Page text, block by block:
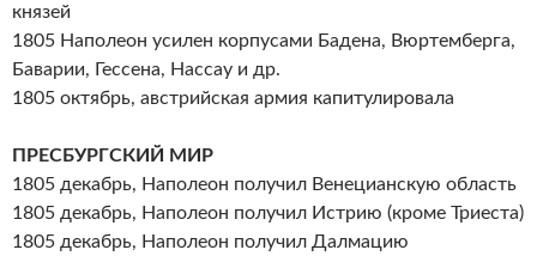
князей
1805 Наполеон усилен корпусами Бадена, Вюртемберга,
Баварии, Гессена, Нассау и др.
1805 октябрь, австрийская армия капитулировала
ПРЕСБУРГСКИЙ МИР
1805 декабрь, Наполеон получил Венецианскую область
1805 декабрь, Наполеон получил Истрию (кроме Триеста)
1805 декабрь, Наполеон получил Далмацию